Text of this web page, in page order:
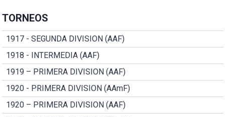
TORNEOS
1917 - SEGUNDA DIVISION (AAF)
1918 - INTERMEDIA (AAF)
1919 – PRIMERA DIVISION (AAF)
1920 - PRIMERA DIVISION (AAmF)
1920 – PRIMERA DIVISION (AAF)